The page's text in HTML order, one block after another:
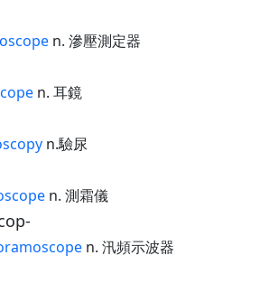
n. 滲壓測定器
n. 耳鏡
n.驗尿
n. 測霜儀
n. 汛頻示波器